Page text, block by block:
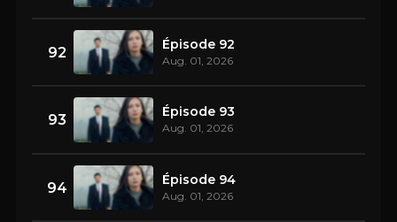
92 Épisode 92
Aug. 01, 2026
93 Épisode 93
Aug. 01, 2026
94 Épisode 94
Aug. 01, 2026